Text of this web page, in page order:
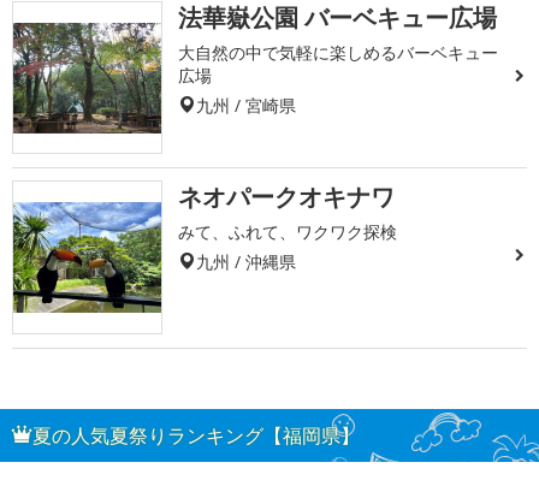
法華嶽公園 バーベキュー広場
大自然の中で気軽に楽しめるバーベキュー
広場
九州 / 宮崎県
ネオパークオキナワ
みて、ふれて、ワクワク探検
九州 / 沖縄県
夏の人気夏祭りランキング【福岡県】